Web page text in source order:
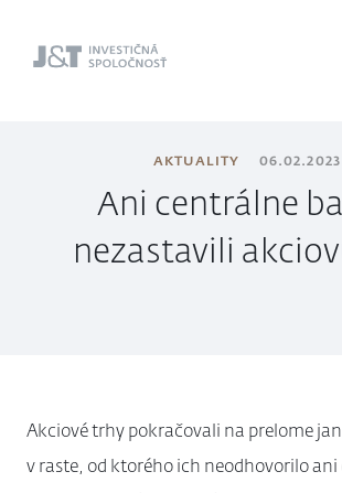
J&T Investičná
AKTUALITY 06.02.2023
Ani centrálne
nezastavili
Akciové trhy pokračovali na prelome
v raste, od ktorého ich neodhovorilo ani